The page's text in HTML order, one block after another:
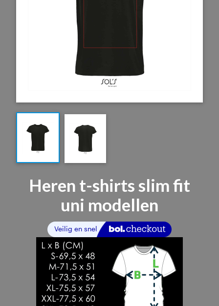
Heren t-shirts slim fit
uni modellen